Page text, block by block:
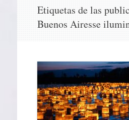
contenido
Etiquetas de las
Buenos Airesse